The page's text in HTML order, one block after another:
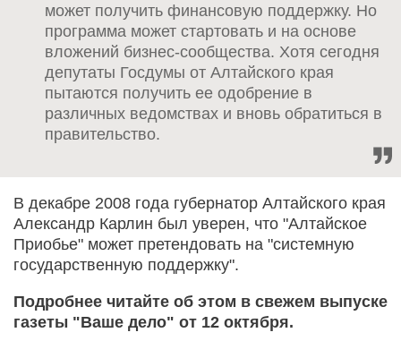
может получить финансовую поддержку. Но
программа может стартовать и на основе
вложений бизнес-сообщества. Хотя сегодня
депутаты Госдумы от Алтайского края
пытаются получить ее одобрение в
различных ведомствах и вновь обратиться в
правительство.
В декабре 2008 года губернатор Алтайского края
Александр Карлин был уверен, что "Алтайское
Приобье" может претендовать на "системную
государственную поддержку".
Подробнее читайте об этом в свежем выпуске
газеты "Ваше дело" от 12 октября.